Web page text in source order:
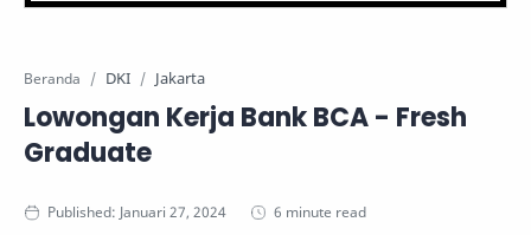
Beranda DKI Jakarta
Lowongan Kerja Bank BCA - Fresh
Graduate
6 minute read